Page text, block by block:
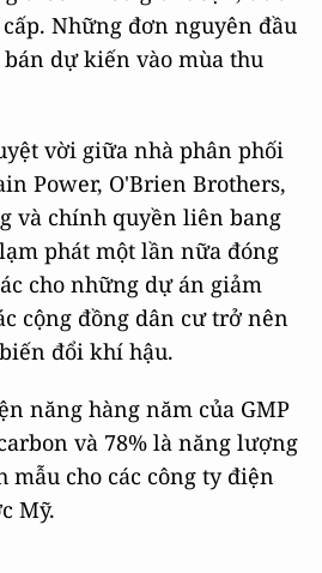
Những đơn nguyên đầu
dự kiến vào mùa thu
vời giữa nhà phân phối
Power, O'Brien Brothers,
và chính quyền liên bang
phát một lần nữa đóng
cho những dự án giảm
cộng đồng dân cư trở nên
đổi khí hậu.
năng hàng năm của GMP
và 78% là năng lượng
mẫu cho các công ty điện
Mỹ.